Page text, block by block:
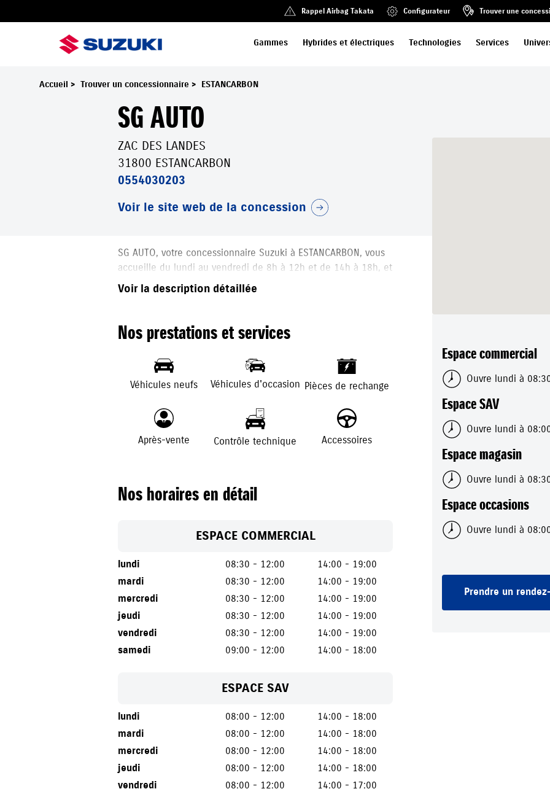
Rappel Airbag Takata Configurateur Trouver une
Gammes Hybrides et électriques Technologies Services
Accueil > Trouver un concessionnaire > ESTANCARBON
SG AUTO
ZAC DES LANDES
31800 ESTANCARBON
0554030203
Voir le site web de la concession
SG AUTO
Espace commercial
Ouvre lundi à
Espace SAV
Ouvre lundi à
Espace magasin
Ouvre lundi à
Espace occasions
Ouvre lundi à
Prendre un
SG AUTO, votre concessionnaire Suzuki à ESTANCARBON, vous
accueille du lundi au vendredi de 8h à 12h et de 14h à 18h, et
le samedi de 9h30 à 12h30 et de 14h à 18h.
véhicule : vente, entretien, réparation, service après-vente.
L'expertise de professionnels met à votre service son expertise
et son savoir-faire pour vous apporter une entière satisfaction.
Voir la description détaillée
Nos prestations et services
Véhicules neufs Véhicules d'occasion
- +
Pièces de rechange
Après-vente Contrôle technique Accessoires
Nos horaires en détail
ESPACE COMMERCIAL
lundi 08:30 - 12:00
14:00 - 19:00
mardi
08:30 - 12:00
14:00 - 19:00
mercredi
08:30 - 12:00
14:00 - 19:00
jeudi
08:30 - 12:00
14:00 - 19:00
vendredi
08:30 - 12:00
14:00 - 19:00
samedi
09:00 - 12:00 14:00 - 18:00
ESPACE SAV
lundi 08:00 - 12:00
14:00 - 18:00
mardi
08:00 - 12:00
14:00 - 18:00
mercredi
08:00 - 12:00
14:00 - 18:00
jeudi
08:00 - 12:00
14:00 - 18:00
vendredi
08:00 - 12:00 14:00 - 17:00